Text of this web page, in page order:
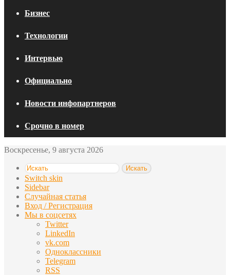
Бизнес
Технологии
Интервью
Официально
Новости инфопартнеров
Срочно в номер
Воскресенье, 9 августа 2026
Искать
Switch skin
Sidebar
Случайная статья
Вход / Регистрация
Мы в соцсетях
Twitter
LinkedIn
vk.com
Одноклассники
Telegram
RSS